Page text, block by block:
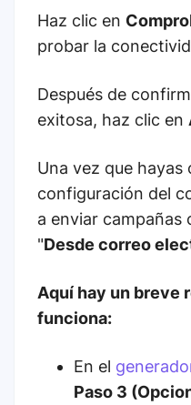
Haz clic en
probar la
Después de
exitosa, haz clic en
Una vez que hayas
configuración del
a enviar campañas
"Desde correo
Aquí hay un breve
funciona:
En el
Paso 3